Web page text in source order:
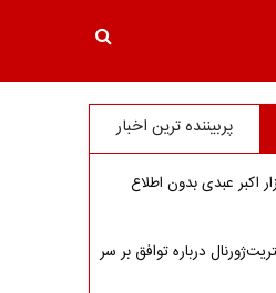
پربیننده ترین اخبار
عبدی بدون اطلاع
درباره توافق بر سر